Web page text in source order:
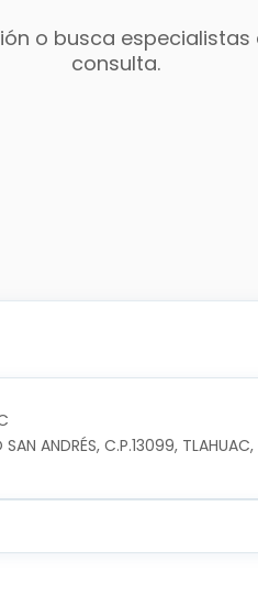
o busca especialistas
consulta.
ANDRÉS, C.P.13099,